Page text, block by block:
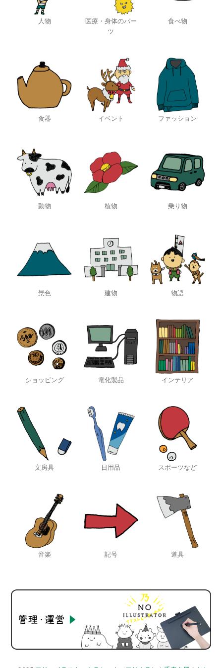
人物
医療・身体のパー
ツ
食べ物
食器 イベント ファッション
動物 植物 乗り物
景色 建物 物語
ショッピング 電化製品 インテリア
文房具 日用品 スポーツなど
音楽 記号 道具